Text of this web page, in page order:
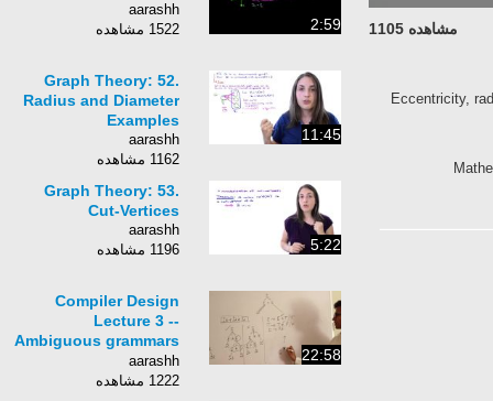
مشاهده 1105
Eccentricity,
2:59
aarashh
1522 مشاهده
11:45
Graph Theory: 52.
Radius and Diameter
Examples
aarashh
1162 مشاهده
5:22
Graph Theory: 53.
Cut-Vertices
aarashh
1196 مشاهده
22:58
Compiler Design
Lecture 3 --
Ambiguous grammars
and making them
unambiguous
aarashh
1222 مشاهده